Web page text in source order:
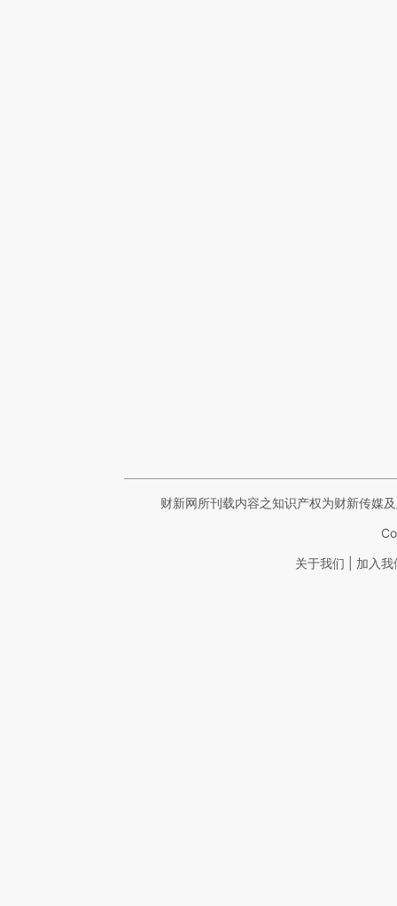
财新网所刊载内容之知识产权为财新传媒
关于我们 加入我